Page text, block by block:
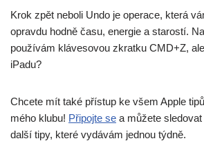
Krok zpět neboli Undo je operace, která
opravdu hodně času, energie a starostí.
používám klávesovou zkratku CMD+Z,
iPadu?
Chcete mít také přístup ke všem Apple
mého klubu! Připojte se a můžete
další tipy, které vydávám jednou týdně.